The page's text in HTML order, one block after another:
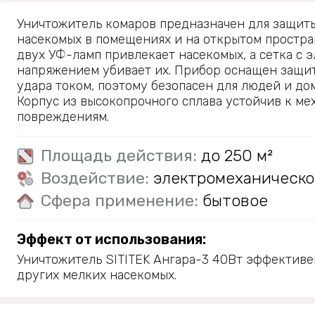
Уничтожитель комаров предназначен для
насекомых в помещениях и на открытом
двух УФ-ламп привлекает насекомых, а сетка с
напряжением убивает их. Прибор оснащен
удара током, поэтому безопасен для людей и
Корпус из высокопрочного сплава устойчив к
повреждениям.
Площадь действия: до 250 м²
Воздействие:
Сфера применение: бытовое
Эффект от использования:
Уничтожитель SITITEK Ангара-3 40Вт
других мелких насекомых.